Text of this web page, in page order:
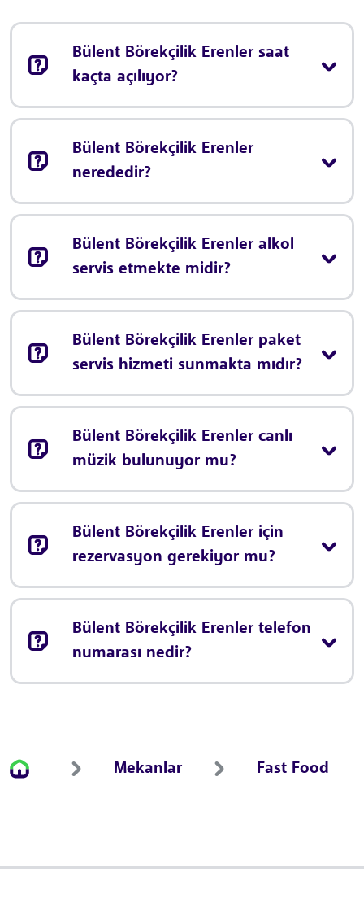
Bülent Börekçilik Erenler saat
kaçta açılıyor?
Bülent Börekçilik Erenler
nerededir?
Bülent Börekçilik Erenler alkol
servis etmekte midir?
Bülent Börekçilik Erenler paket
servis hizmeti sunmakta mıdır?
Bülent Börekçilik Erenler canlı
müzik bulunuyor mu?
Bülent Börekçilik Erenler için
rezervasyon gerekiyor mu?
Bülent Börekçilik Erenler telefon
numarası nedir?
Mekanlar Fast Food